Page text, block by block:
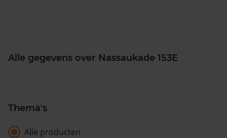
Alle gegevens over Nassaukade 153E
Thema's
Alle producten